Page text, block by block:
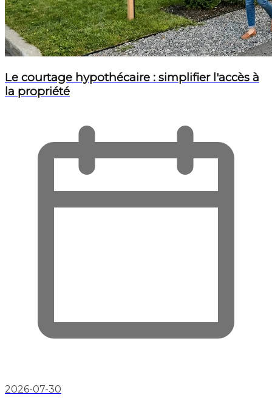
Le courtage hypothécaire : simplifier l'accès à
la propriété
2026-07-30